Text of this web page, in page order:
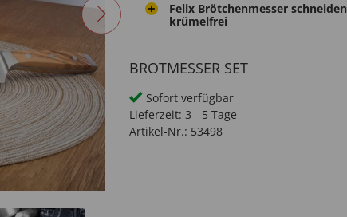
Felix Brötchenmesser schneiden
krümelfrei
BROTMESSER SET
Sofort verfügbar
Lieferzeit: 3 - 5 Tage
Artikel-Nr.: 53498